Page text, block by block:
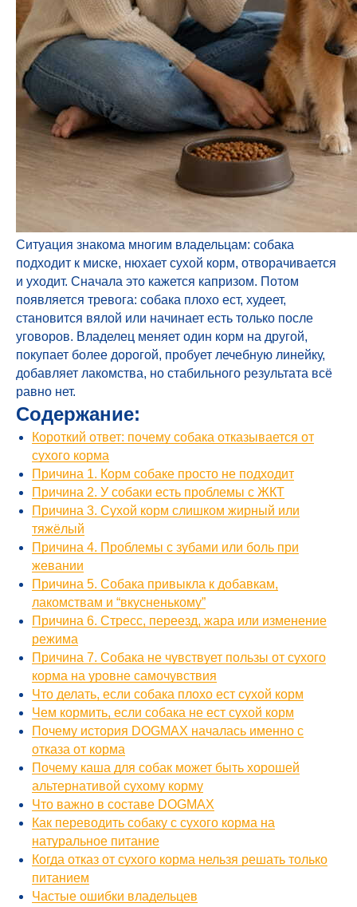
Ситуация знакома многим владельцам: собака
подходит к миске, нюхает сухой корм, отворачивается
и уходит. Сначала это кажется капризом. Потом
появляется тревога: собака плохо ест, худеет,
становится вялой или начинает есть только после
уговоров. Владелец меняет один корм на другой,
покупает более дорогой, пробует лечебную линейку,
добавляет лакомства, но стабильного результата всё
равно нет.
Содержание:
Короткий ответ: почему собака отказывается от
сухого корма
Причина 1. Корм собаке просто не подходит
Причина 2. У собаки есть проблемы с ЖКТ
Причина 3. Сухой корм слишком жирный или
тяжёлый
Причина 4. Проблемы с зубами или боль при
жевании
Причина 5. Собака привыкла к добавкам,
лакомствам и “вкусненькому”
Причина 6. Стресс, переезд, жара или изменение
режима
Причина 7. Собака не чувствует пользы от сухого
корма на уровне самочувствия
Что делать, если собака плохо ест сухой корм
Чем кормить, если собака не ест сухой корм
Почему история DOGMAX началась именно с
отказа от корма
Почему каша для собак может быть хорошей
альтернативой сухому корму
Что важно в составе DOGMAX
Как переводить собаку с сухого корма на
натуральное питание
Когда отказ от сухого корма нельзя решать только
питанием
Частые ошибки владельцев